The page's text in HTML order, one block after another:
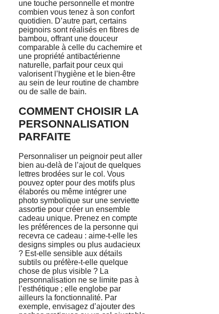
une touche personnelle et montre
combien vous tenez à son confort
quotidien. D’autre part, certains
peignoirs sont réalisés en fibres de
bambou, offrant une douceur
comparable à celle du cachemire et
une propriété antibactérienne
naturelle, parfait pour ceux qui
valorisent l’hygiène et le bien-être
au sein de leur routine de chambre
ou de salle de bain.
COMMENT CHOISIR LA
PERSONNALISATION
PARFAITE
Personnaliser un peignoir peut aller
bien au-delà de l’ajout de quelques
lettres brodées sur le col. Vous
pouvez opter pour des motifs plus
élaborés ou même intégrer une
photo symbolique sur une serviette
assortie pour créer un ensemble
cadeau unique. Prenez en compte
les préférences de la personne qui
recevra ce cadeau : aime-t-elle les
designs simples ou plus audacieux
? Est-elle sensible aux détails
subtils ou préfère-t-elle quelque
chose de plus visible ? La
personnalisation ne se limite pas à
l’esthétique ; elle englobe par
ailleurs la fonctionnalité. Par
exemple, envisagez d’ajouter des